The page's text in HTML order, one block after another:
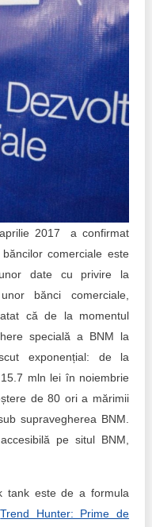
2017 a confirmat
comerciale este
date cu privire la
bănci comerciale,
că de la momentul
specială a BNM la
exponențial: de la
mln lei în noiembrie
de 80 ori a mărimii
supravegherea BNM.
pe situl BNM,
tank este de a formula
Trend Hunter: Prime de